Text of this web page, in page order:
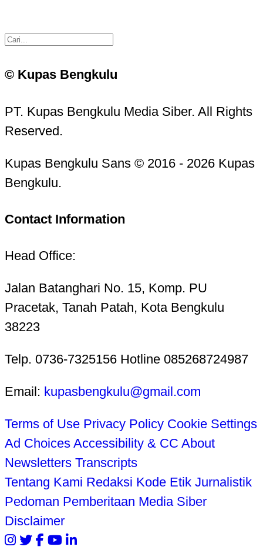
© Kupas Bengkulu
PT. Kupas Bengkulu Media Siber. All Rights
Reserved.
Kupas Bengkulu Sans © 2016 - 2026 Kupas
Bengkulu.
Contact Information
Head Office:
Jalan Batanghari No. 15, Komp. PU
Pracetak, Tanah Patah, Kota Bengkulu
38223
Telp. 0736-7325156 Hotline 085268724987
Email: kupasbengkulu@gmail.com
Terms of Use Privacy Policy Cookie Settings
Ad Choices Accessibility & CC About
Newsletters Transcripts
Tentang Kami Redaksi Kode Etik Jurnalistik
Pedoman Pemberitaan Media Siber
Disclaimer